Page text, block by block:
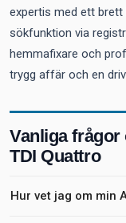
expertis med ett
sökfunktion via
hemmafixare och
trygg affär och en
Vanliga frågor
TDI Quattro
Hur vet jag om min